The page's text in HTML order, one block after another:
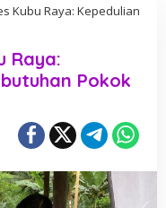
Kubu Raya: Kepedulian
Raya:
Pokok